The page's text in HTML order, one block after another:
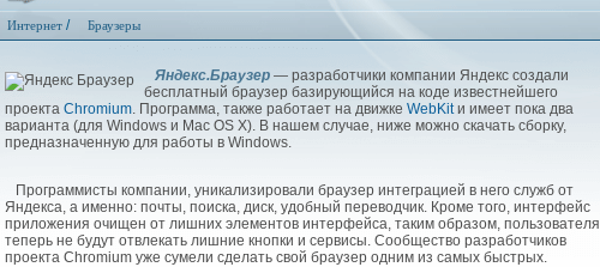
Интернет / Браузеры
Яндекс.Браузер — разработчики компании Яндекс создали
бесплатный браузер базирующийся на коде известнейшего
проекта Chromium. Программа, также работает на движке WebKitи имеет пока два
варианта (для Windows и Mac OS X). В нашем случае, ниже можно скачать сборку,
предназначенную для работы в Windows.
Программисты компании, уникализировали браузер интеграцией в него служб от
Яндекса, а именно: почты, поиска, диск, удобный переводчик. Кроме того, интерфейс
приложения очищен от лишних элементов интерфейса, таким образом, пользователя
теперь не будут отвлекать лишние кнопки и сервисы. Сообщество разработчиков
проекта Chromium уже сумели сделать свой браузер одним из самых быстрых.